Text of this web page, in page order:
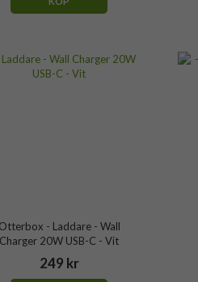
Otterbox - Laddare - Wall
Charger 20W USB-C - Vit
249 kr